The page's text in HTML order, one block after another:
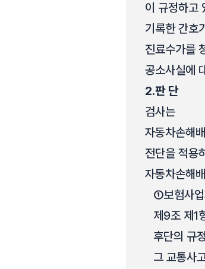
이 규정하고
기록한 간호
진료수가를
공소사실에
2.판 단
검사는
자동차손해
전단을 적용
자동차손해
①보험사
제9조 제1
후단의 규
그 교통사